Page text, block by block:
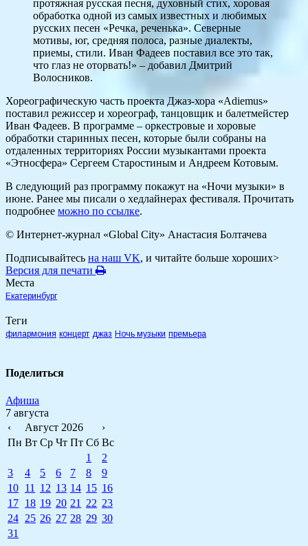
протяжная русская песня, духовный стих, хоровая
обработка одной из самых известных и любимых
русских песен «Речка, реченька». Северные
мотивы, юг, средняя полоса, разные диалекты,
приемы, стили. Иван Фадеев поставил все это так,
что глаз не оторвать!» – добавил Дмитрий
Волосников.
Хореографическую часть проекта Джаз-хора «Adiemus»
поставил режиссер и хореограф, танцовщик и балетмейстер
Иван Фадеев. В программе – оркестровые и хоровые
обработки старинных песен, которые были собраны на
отдаленных территориях России музыкантами проекта
«Этносфера» Сергеем Старостиным и Андреем Котовым.
В следующий раз программу покажут на «Ночи музыки» в
июне. Ранее мы писали о хедлайнерах фестиваля. Прочитать
подробнее можно по ссылке.
© Интернет-журнал «Global City» Анастасия Болтачева
Подписывайтесь на наш VK, и читайте больше хороших>
Версия для печати
Места
Екатеринбург
Теги
филармония концерт джаз Ночь музыки премьера
Поделиться
Афиша
7 августа
‹
Август 2026
›
Пн Вт Ср Чт Пт Сб Вс
1
2
3
4 5 6 7 8
9
10 11 12 13 14 15 16
17 18 19 20 21 22 23
24 25 26 27 28 29 30
31